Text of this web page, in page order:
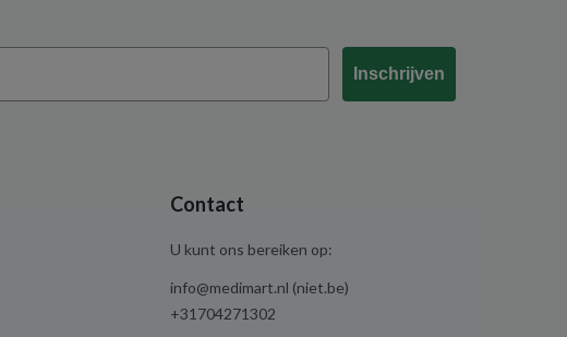
Inschrijven
Contact
U kunt ons bereiken op:
info@medimart.nl (niet.be)
+31704271302